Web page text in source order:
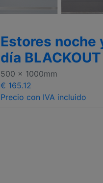
Estores noche
día BLACKOUT
500 x 1000mm
€ 165.12
Precio con IVA incluido